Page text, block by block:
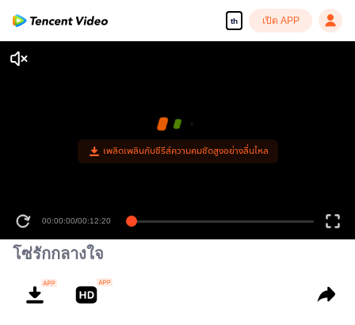
th เปิด APP
เพลิดเพลินกับซีรีส์ความคมชัดสูงอย่างลื่นไหล
00:00:00/00:12:20
โซ่รักกลางใจ